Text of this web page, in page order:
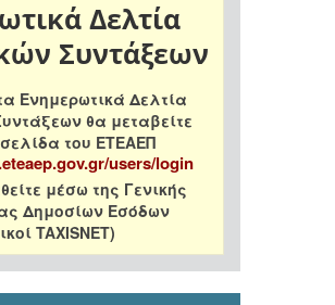
Δελτία
Συντάξεων
Ενημερωτικά Δελτία
θα μεταβείτε
του ΕΤΕΑΕΠ
users/login
μέσω της Γενικής
Δημοσίων Εσόδων
TAXISNET)